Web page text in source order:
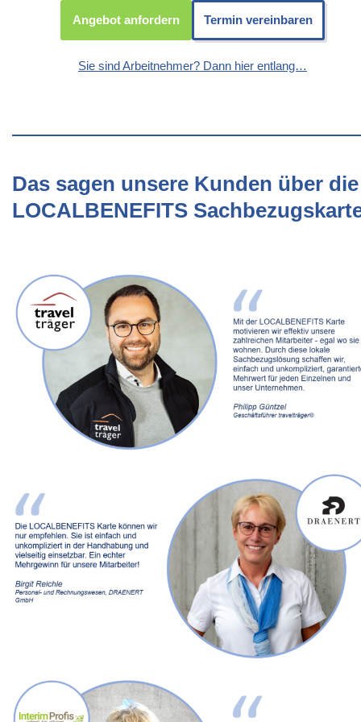
Angebot anfordern Termin vereinbaren
Sie sind Arbeitnehmer? Dann hier entlang…
Das sagen unsere Kunden über die
LOCALBENEFITS